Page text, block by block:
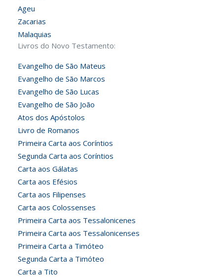
Ageu
Zacarias
Malaquias
Livros do Novo Testamento:
Evangelho de São Mateus
Evangelho de São Marcos
Evangelho de São Lucas
Evangelho de São João
Atos dos Apóstolos
Livro de Romanos
Primeira Carta aos Coríntios
Segunda Carta aos Coríntios
Carta aos Gálatas
Carta aos Efésios
Carta aos Filipenses
Carta aos Colossenses
Primeira Carta aos Tessalonicenes
Primeira Carta aos Tessalonicenses
Primeira Carta a Timóteo
Segunda Carta a Timóteo
Carta a Tito